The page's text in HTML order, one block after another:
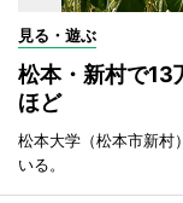
見る・遊ぶ
松本・新村で
ほど
松本大学（松本市新村
いる。